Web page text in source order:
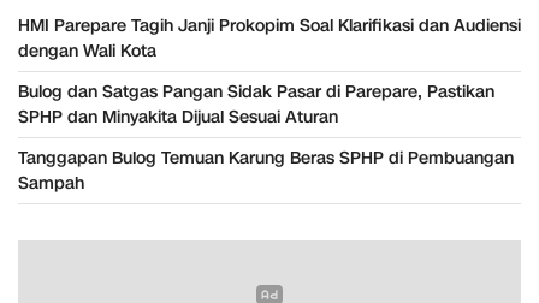
HMI Parepare Tagih Janji Prokopim Soal Klarifikasi dan Audiensi
dengan Wali Kota
Bulog dan Satgas Pangan Sidak Pasar di Parepare, Pastikan
SPHP dan Minyakita Dijual Sesuai Aturan
Tanggapan Bulog Temuan Karung Beras SPHP di Pembuangan
Sampah